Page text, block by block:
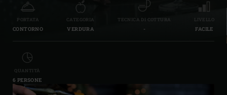
PORTATA
CONTORNO
CATEGORIA
VERDURA
TECNICA DI COTTURA
-
LIVELLO
FACILE
QUANTITÀ
6 PERSONE